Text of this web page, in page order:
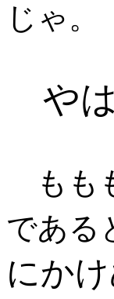
じゃ。
や
もも
である
にか